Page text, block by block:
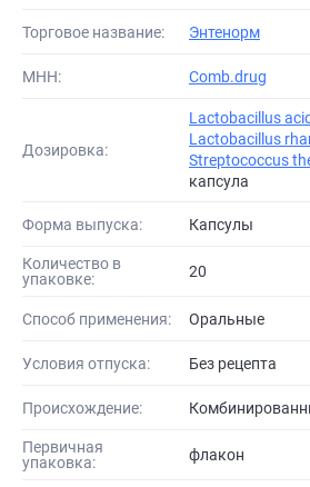
Торговое название: Энтенорм
МНН: Comb.drug
Дозировка:
Lactobacillus
Lactobacillus
Streptococcus
капсула
Форма выпуска: Капсулы
Количество в
упаковке:
20
Способ применения: Оральные
Условия отпуска: Без рецепта
Происхождение:
Первичная
упаковка:
флакон